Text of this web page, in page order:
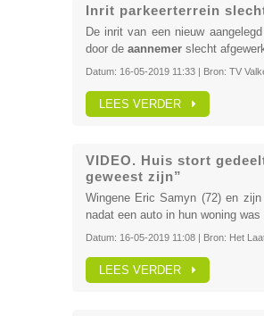
Inrit parkeerterrein
De inrit van een nieuw
door de aannemerslecht
Datum: 16-05-2019 11:33| Bron: TV
LEES VERDER
VIDEO. Huis stort
geweest zijn”
Wingene Eric Samyn (72) en
nadat een auto in hun woning was
Datum: 16-05-2019 11:08| Bron: Het
LEES VERDER